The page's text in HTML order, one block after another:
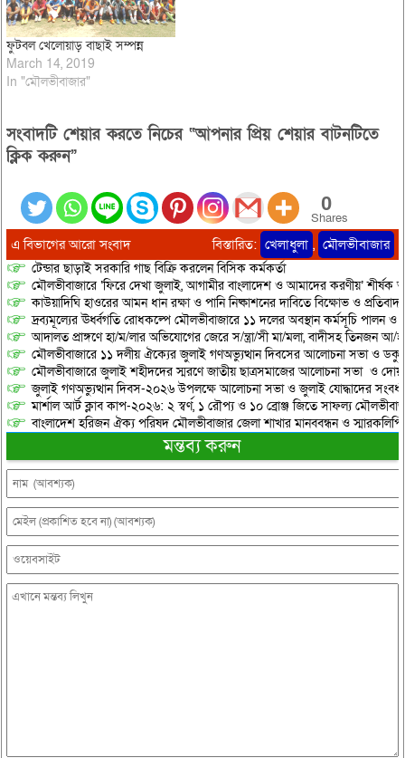
ফুটবল খেলোয়াড় বাছাই সম্পন্ন
March 14, 2019
In "মৌলভীবাজার"
সংবাদটি শেয়ার করতে নিচের “আপনার প্রিয় শেয়ার বাটনটিতে
ক্লিক করুন”
0
Shares
এ বিভাগের আরো সংবাদ বিস্তারিত: খেলাধুলা , মৌলভীবাজার
টেন্ডার ছাড়াই সরকারি গাছ বিক্রি করলেন বিসিক কর্মকর্তা
মৌলভীবাজারে ‘ফিরে দেখা জুলাই, আগামীর বাংলাদেশ ও আমাদের করণীয়’ শীর্ষক
কাউয়াদিঘি হাওরের আমন ধান রক্ষা ও পানি নিষ্কাশনের দাবিতে বিক্ষোভ ও
দ্রব্যমূল্যের ঊর্ধ্বগতি রোধকল্পে মৌলভীবাজারে ১১ দলের অবস্থান কর্মসূচি পালন ও
আদালত প্রাঙ্গণে হা/ম/লার অভিযোগের জেরে স/ন্ত্রা/সী মা/মলা, বাদীসহ তিনজন আ/
মৌলভীবাজারে ১১ দলীয় ঐক্যের জুলাই গণঅভ্যুত্থান দিবসের আলোচনা সভা ও
মৌলভীবাজারে জুলাই শহীদদের স্মরণে জাতীয় ছাত্রসমাজের আলোচনা সভা ও
জুলাই গণঅভ্যুত্থান দিবস-২০২৬ উপলক্ষে আলোচনা সভা ও জুলাই যোদ্ধাদের
মার্শাল আর্ট ক্লাব কাপ-২০২৬: ২ স্বর্ণ, ১ রৌপ্য ও ১০ ব্রোঞ্জ জিতে সাফল্য
বাংলাদেশ হরিজন ঐক্য পরিষদ মৌলভীবাজার জেলা শাখার মানববন্ধন ও স্মারকলিপি
মন্তব্য করুন